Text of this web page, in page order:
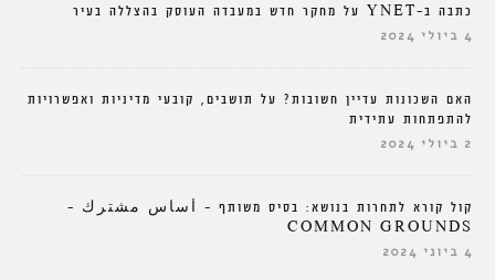
כתבה ב-YNET על מחקר חדש במעבדה העוסק בהצללה בעיר
4 ביולי 2024
האם השכונות עדיין חשובות? על תושבים, קובעי מדיניות ואפשרויות
להתפתחות עתידית
2 ביולי 2024
קול קורא לתחרות בנושא: בסיס משותף – أساس مشترك –
COMMON GROUNDS
4 ביוני 2024